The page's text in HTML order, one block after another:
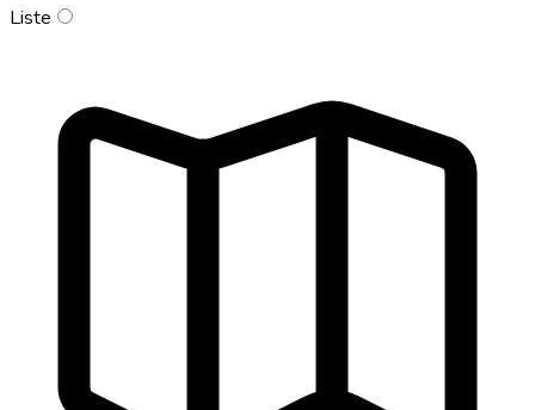
Liste